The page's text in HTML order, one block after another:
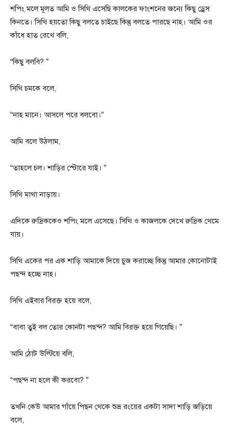
শপিং মলে মূলত আমি ও সিথি এসেছি কালকের ফাংশনের জন্যে কিছু ড্রেস
কিনতে। সিথি হয়তো কিছু বলতে চাইছে কিন্তু বলতে পারছে নাহ। আমি ওর
কাঁধে হাত রেখে বলি,
“কিছু বলবি? ”
সিথি চমকে বলে,
“নাহ মানে। আসলে পরে বলবো।”
আমি বলে উঠলাম,
“তাহলে চল। শাড়ির স্টোরে যাই। ”
সিথি মাথা নাড়ায়।
এদিকে রুদ্রিককেও শপিং মলে এসেছে। সিথি ও কাজলকে দেখে রুদ্রিক থেমে
যায়।
সিথি একের পর এক শাড়ি আমাকে দিয়ে চুজ করাচ্ছে কিন্তু আমার কোনোটাই
পছন্দ হচ্ছে নাহ।
সিথি এইবার বিরক্ত হয়ে বলে,
“বাবা তুই বল তোর কোনটা পছন্দ? আমি বিরক্ত হয়ে গিয়েছি। ”
আমি ঠোট উল্টিয়ে বলি,
“পছন্দ না হলে কী করবো? ”
তখনি কেউ আমার গাঁয়ে পিছন থেকে শুভ্র রংয়ের একটা সাদা শাড়ি জড়িয়ে
বলে,